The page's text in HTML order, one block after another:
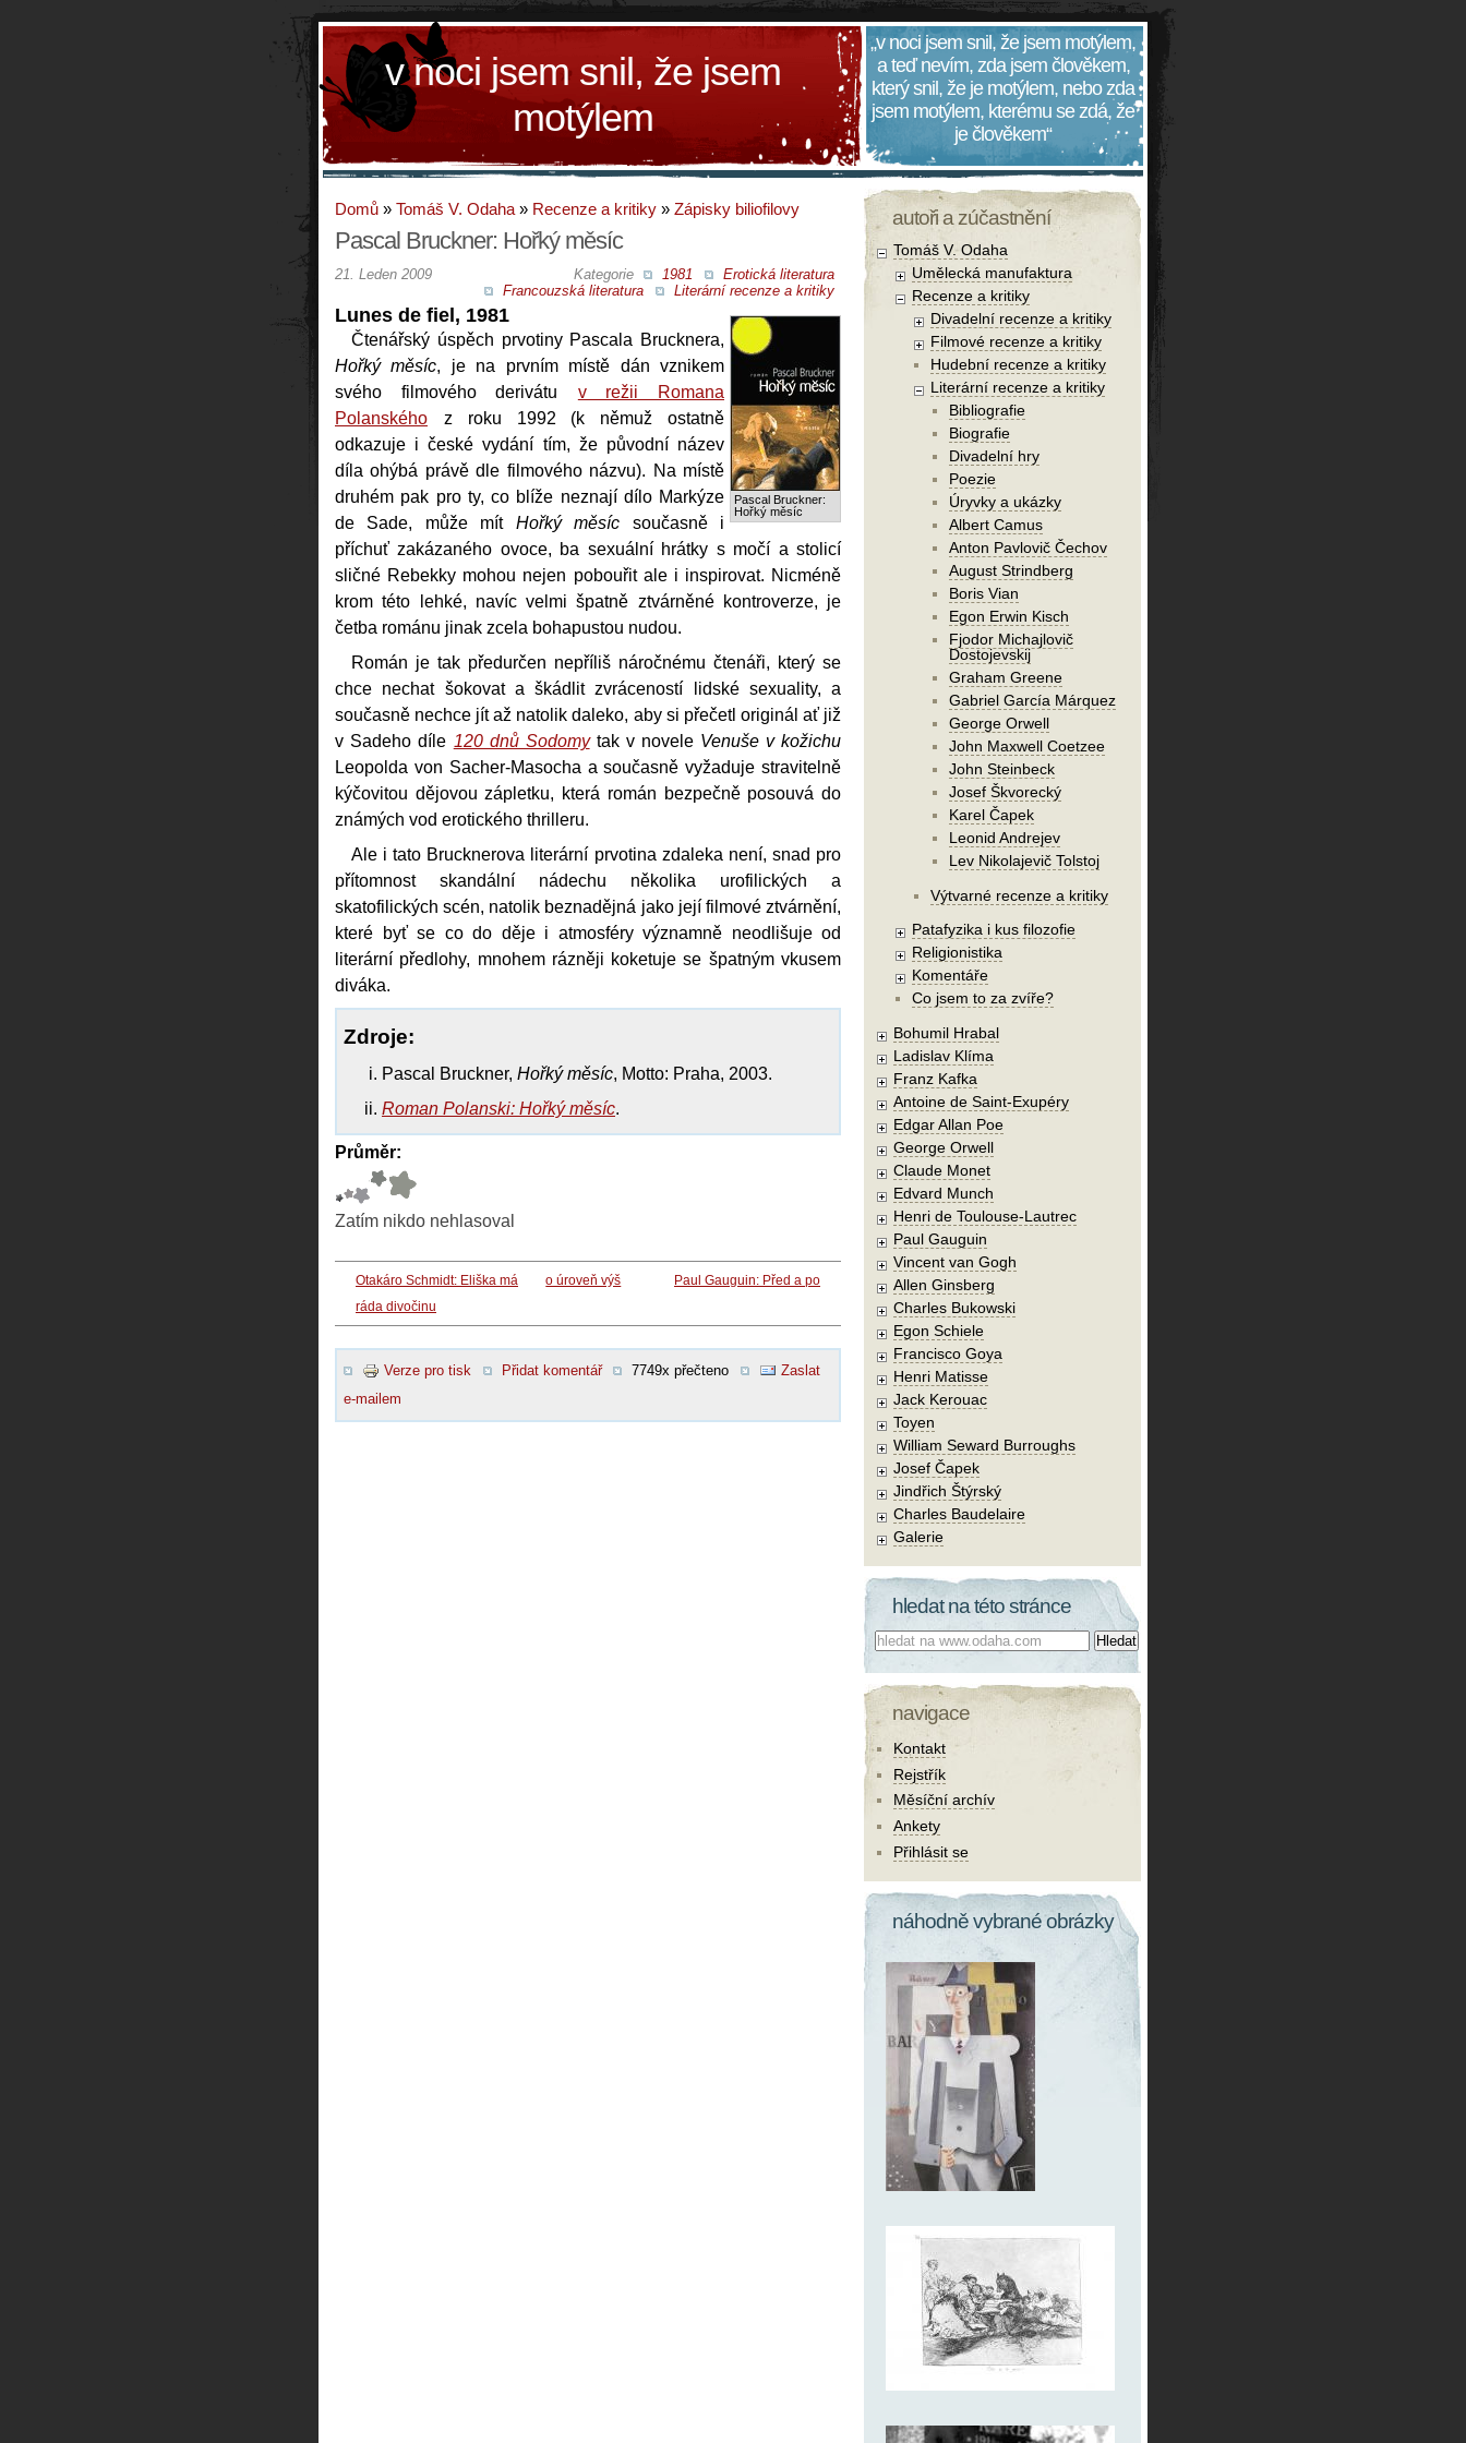
v noci jsem snil, že jsem
motýlem
„v noci jsem snil, že jsem motýlem,
a teď nevím, zda jsem člověkem,
který snil, že je motýlem, nebo zda
jsem motýlem, kterému se zdá, že
je člověkem“
Domů » Tomáš V. Odaha » Recenze a kritiky » Zápisky biliofilovy
Pascal Bruckner: Hořký měsíc
Kategorie 1981
Erotická literatura
Francouzská literatura
Literární recenze a kritiky
21. Leden 2009
Pascal Bruckner:
Hořký měsíc
Lunes de fiel, 1981
Čtenářský úspěch prvotiny Pascala Brucknera,
Hořký měsíc, je na prvním místě dán vznikem
svého filmového derivátu v režii Romana
Polanského z roku 1992 (k němuž ostatně
odkazuje i české vydání tím, že původní název
díla ohýbá právě dle filmového názvu). Na místě
druhém pak pro ty, co blíže neznají dílo Markýze
de Sade, může mít Hořký měsíc současně i
příchuť zakázaného ovoce, ba sexuální hrátky s močí a stolicí
sličné Rebekky mohou nejen pobouřit ale i inspirovat. Nicméně
krom této lehké, navíc velmi špatně ztvárněné kontroverze, je
četba románu jinak zcela bohapustou nudou.
Román je tak předurčen nepříliš náročnému čtenáři, který se
chce nechat šokovat a škádlit zvráceností lidské sexuality, a
současně nechce jít až natolik daleko, aby si přečetl originál ať již
v Sadeho díle 120 dnů Sodomytak v novele Venuše v kožichu
Leopolda von Sacher-Masocha a současně vyžaduje stravitelně
kýčovitou dějovou zápletku, která román bezpečně posouvá do
známých vod erotického thrilleru.
Ale i tato Brucknerova literární prvotina zdaleka není, snad pro
přítomnost skandální nádechu několika urofilických a
skatofilických scén, natolik beznadějná jako její filmové ztvárnění,
které byť se co do děje i atmosféry významně neodlišuje od
literární předlohy, mnohem rázněji koketuje se špatným vkusem
diváka.
Zdroje:
Pascal Bruckner, Hořký měsíc, Motto: Praha, 2003.
Roman Polanski: Hořký měsíc.
Průměr:
Zatím nikdo nehlasoval
Otakáro Schmidt: Eliška má
ráda divočinu
o úroveň výš Paul Gauguin: Před a po
Verze pro tisk Přidat komentář 7749x přečteno
Zaslat
e-mailem
autoři a zúčastnění
Tomáš V. Odaha
Umělecká manufaktura
Recenze a kritiky
Divadelní recenze a kritiky
Filmové recenze a kritiky
Hudební recenze a kritiky
Literární recenze a kritiky
Bibliografie
Biografie
Divadelní hry
Poezie
Úryvky a ukázky
Albert Camus
Anton Pavlovič Čechov
August Strindberg
Boris Vian
Egon Erwin Kisch
Fjodor Michajlovič
Dostojevskij
Graham Greene
Gabriel García Márquez
George Orwell
John Maxwell Coetzee
John Steinbeck
Josef Škvorecký
Karel Čapek
Leonid Andrejev
Lev Nikolajevič Tolstoj
Výtvarné recenze a kritiky
Patafyzika i kus filozofie
Religionistika
Komentáře
Co jsem to za zvíře?
Bohumil Hrabal
Ladislav Klíma
Franz Kafka
Antoine de Saint-Exupéry
Edgar Allan Poe
George Orwell
Claude Monet
Edvard Munch
Henri de Toulouse-Lautrec
Paul Gauguin
Vincent van Gogh
Allen Ginsberg
Charles Bukowski
Egon Schiele
Francisco Goya
Henri Matisse
Jack Kerouac
Toyen
William Seward Burroughs
Josef Čapek
Jindřich Štýrský
Charles Baudelaire
Galerie
hledat na této stránce
Co hledat:
navigace
Kontakt
Rejstřík
Měsíční archív
Ankety
Přihlásit se
náhodně vybrané obrázky